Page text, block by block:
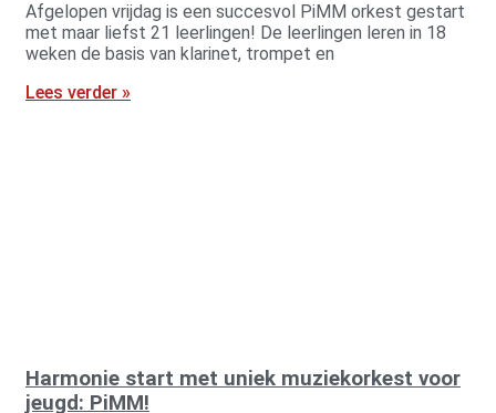
Afgelopen vrijdag is een succesvol PiMM orkest gestart
met maar liefst 21 leerlingen! De leerlingen leren in 18
weken de basis van klarinet, trompet en
Lees verder »
Harmonie start met uniek muziekorkest voor
jeugd: PiMM!